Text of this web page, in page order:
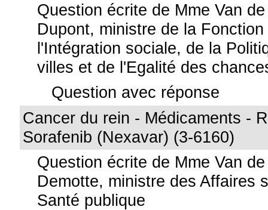
Question écrite de Mme Van
Dupont, ministre de la
l'Intégration sociale, de la
villes et de l'Egalité des
Question avec réponse
Cancer du rein - Médicaments -
Sorafenib (Nexavar) (3-6160)
Question écrite de Mme Van
Demotte, ministre des Affaires
Santé publique